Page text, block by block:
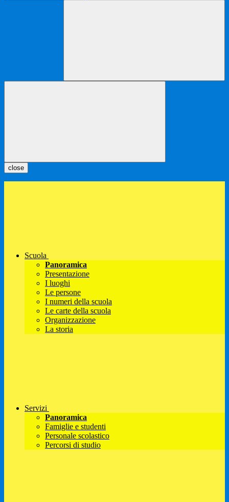
close
Scuola
Panoramica
Presentazione
I luoghi
Le persone
I numeri della scuola
Le carte della scuola
Organizzazione
La storia
Servizi
Panoramica
Famiglie e studenti
Personale scolastico
Percorsi di studio